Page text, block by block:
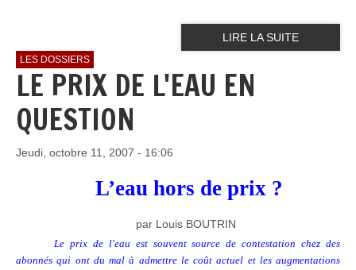
LIRE LA SUITE
LES DOSSIERS
LE PRIX DE L'EAU EN
QUESTION
Jeudi, octobre 11, 2007 - 16:06
L’eau hors de prix ?
par Louis BOUTRIN
Le prix de l'eau est souvent source de contestation chez des
abonnés qui ont du mal à admettre le coût actuel et les augmentations